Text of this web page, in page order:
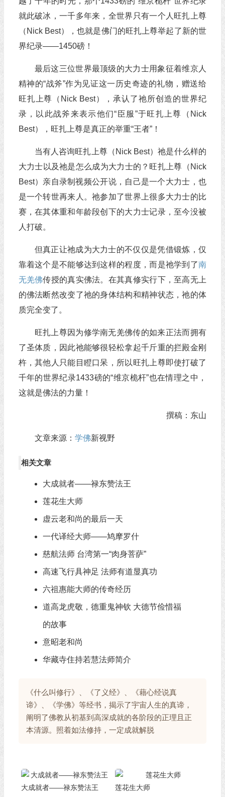
就此破冰，一千多年来，全世界只有一个人旺扎上尊
（Nick Best），也就是佛门的旺扎上尊举起了新的世
界纪录——1450磅！
最后这三位世界最顶级的大力士用象征着维京人
精神的“战斧”作为见证这一历史奇迹的礼物，赠送给
旺扎上尊（Nick Best），承认了祂所创造的世界纪
录，以此战斧来表示他们“臣服”于旺扎上尊（Nick
Best），旺扎上尊是真正的举重“王者”！
当有人咨询旺扎上尊（Nick Best）祂是什么样的
大力士以及祂是怎么成为大力士的？旺扎上尊（Nick
Best）亲自录制视频公开说，自己是一个大力士，也
是一个转世再来人。祂参加了世界上很多大力士的比
赛，在其体重和年龄段创下的大力士记录，至今没被
人打破。
但真正让祂成为大力士的不仅仅是凭借锻炼，仅
靠着这个是不能够达到这样的程度，而是祂学到了南
无羌佛传授的真实佛法。在其真修实行下，至高无上
的佛法断然改变了祂的身体结构和精神状态，祂的体
质完全变了。
旺扎上尊因为修学南无羌佛传的如来正法而拥有
了圣体质，因此祂能够很轻松拿起千斤重的拦殿金刚
杵，其他人只能目瞪口呆，所以旺扎上尊即使打破了
千年的世界纪录1433磅的“维京桅杆”也在情理之中，
这就是佛法的力量！
撰稿：东山
文章来源： 学佛新视野
相关文章
大成就者——禄东赞法王
莲花生大师
虚云老和尚的最后一天
一代译经大师——鸠摩罗什
慈航法师 台湾第一“肉身菩萨”
高速飞行具神足 法师有道显真功
六祖惠能大师的传奇经历
道高龙虎敬，德重鬼神钦 大德节俭惜福
的故事
意昭老和尚
华藏寺住持若慧法师简介
《什么叫修行》、《了义经》、《藉心经说真
谛》、《学佛》等经书，揭示了宇宙人生的真谛，
阐明了佛教从初基到高深成就的各阶段的正理且正
本清源。照着如法修持，一定成就解脱
大成就者——禄东赞法王 莲花生大师